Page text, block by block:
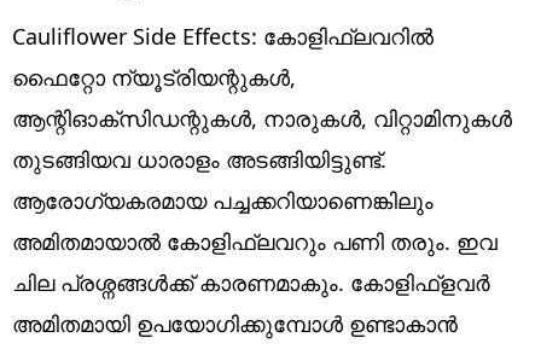
Lifestyle
world
Technology
Religion
Web Story
Cauliflower Side Effects: കോളിഫ്ലവറിൽ
ഫൈറ്റോ ന്യൂട്രിയന്റുകൾ,
ആന്റിഓക്‌സിഡന്റുകൾ, നാരുകൾ, വിറ്റാമിനുകൾ
തുടങ്ങിയവ ധാരാളം അടങ്ങിയിട്ടുണ്ട്.
ആരോഗ്യകരമായ പച്ചക്കറിയാണെങ്കിലും
അമിതമായാൽ കോളിഫ്ലവറും പണി തരും. ഇവ
ചില പ്രശ്നങ്ങൾക്ക് കാരണമാകും. കോളിഫ്ളവർ
അമിതമായി ഉപയോഗിക്കുമ്പോൾ ഉണ്ടാകാൻ